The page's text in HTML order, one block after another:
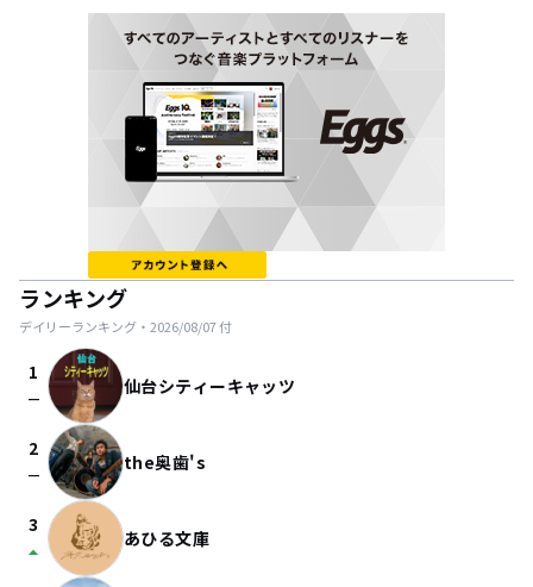
ランキング
デイリーランキング・ 2026/08/07付
1
check_indeterminate_small 仙台シティーキャッツ
2
check_indeterminate_small the奥歯's
3
arrow_drop_up あひる文庫